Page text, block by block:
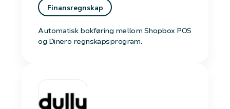
Finansregnskap
Automatisk bokføring mellom Shopbox POS
og Dinero regnskapsprogram.